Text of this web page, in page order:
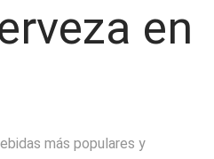
en
más populares y